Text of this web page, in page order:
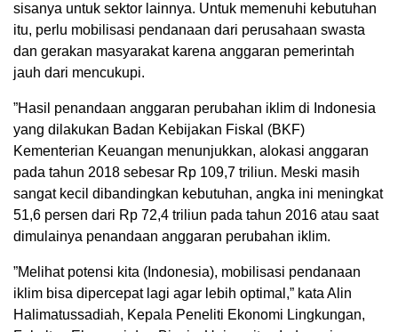
sisanya untuk sektor lainnya. Untuk memenuhi kebutuhan
itu, perlu mobilisasi pendanaan dari perusahaan swasta
dan gerakan masyarakat karena anggaran pemerintah
jauh dari mencukupi.
”Hasil penandaan anggaran perubahan iklim di Indonesia
yang dilakukan Badan Kebijakan Fiskal (BKF)
Kementerian Keuangan menunjukkan, alokasi anggaran
pada tahun 2018 sebesar Rp 109,7 triliun. Meski masih
sangat kecil dibandingkan kebutuhan, angka ini meningkat
51,6 persen dari Rp 72,4 triliun pada tahun 2016 atau saat
dimulainya penandaan anggaran perubahan iklim.
”Melihat potensi kita (Indonesia), mobilisasi pendanaan
iklim bisa dipercepat lagi agar lebih optimal,” kata Alin
Halimatussadiah, Kepala Peneliti Ekonomi Lingkungan,